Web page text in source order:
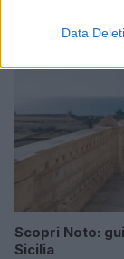
Data
Scopri Noto:
Sicilia